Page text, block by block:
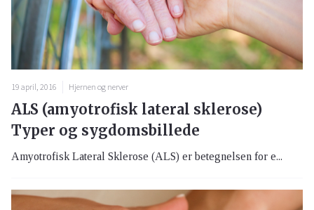
19 april, 2016 Hjernen og nerver
ALS (amyotrofisk lateral sklerose)
Typer og sygdomsbillede
Amyotrofisk Lateral Sklerose (ALS) er betegnelsen for e...